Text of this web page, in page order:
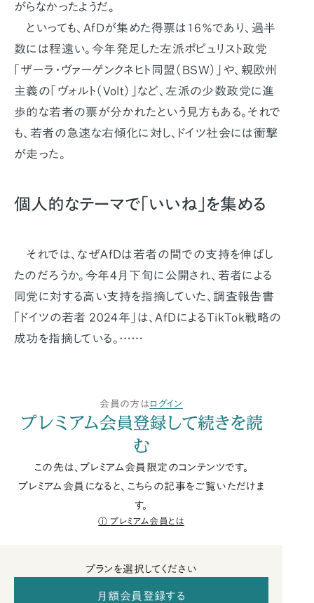
がらなかったようだ。
といっても、AfDが集めた得票は16％であり、過半
数には程遠い。今年発足した左派ポピュリスト政党
「ザーラ・ヴァーゲンクネヒト同盟（BSW）」や、親欧州
主義の「ヴォルト（Volt）」など、左派の少数政党に進
歩的な若者の票が分かれたという見方もある。それで
も、若者の急速な右傾化に対し、ドイツ社会には衝撃
が走った。
個人的なテーマで「いいね」を集める
それでは、なぜAfDは若者の間での支持を伸ばし
たのだろうか。今年4月下旬に公開され、若者による
同党に対する高い支持を指摘していた、調査報告書
「ドイツの若者 2024年」は、AfDによるTikTok戦略の
成功を指摘している。……
会員の方はログイン
プレミアム会員登録して続きを読
む
この先は、プレミアム会員限定のコンテンツです。
プレミアム会員になると、こちらの記事をご覧いただけま
す。
プレミアム会員とは
プランを選択してください
月額会員登録する